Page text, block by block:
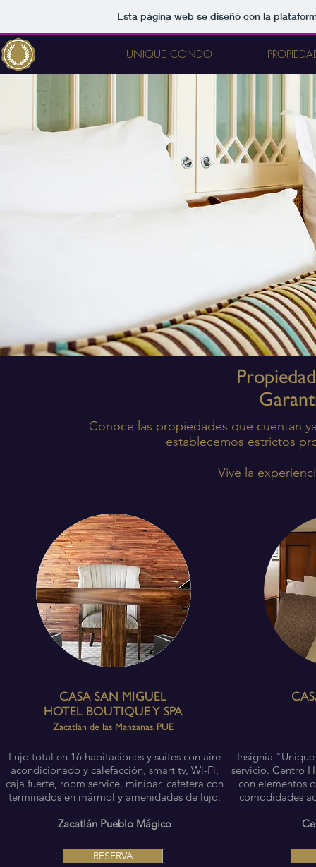
Esta página web se diseñó con la
UNIQUE CONDO
Conoce las propiedades que cuentan
establecemos estrictos
Vive la
CASA SAN MIGUEL
HOTEL BOUTIQUE Y SPA
Zacatlán de las Manzanas, PUE
Lujo total en 16 habitaciones y suites con aire
acondicionado y calefacción, smart tv, Wi-Fi,
caja fuerte, room service, minibar, cafetera con
terminados en mármol y amenidades de lujo.
Zacatlán Pueblo Mágico
RESERVA
Insignia
servicio. Centro
con elementos
comodidades